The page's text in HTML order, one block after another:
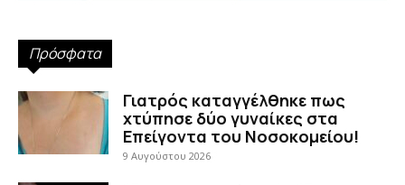
Πρόσφατα
Γιατρός καταγγέλθηκε πως
χτύπησε δύο γυναίκες στα
Επείγοντα του Νοσοκομείου!
9 Αυγούστου 2026